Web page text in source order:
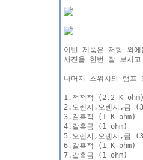
이번 제품은 저항 외
사진을 한번 잘 보시
나머지 스위치와 램프
1.적적적 (2.2 K ohm)
2.오렌지,오렌지,금
3.갈흑적 (1 K ohm)
4.갈흑금 (1 ohm)
5.오렌지,오렌지,금
6.갈흑적 (1 K ohm)
7.갈흑금 (1 ohm)